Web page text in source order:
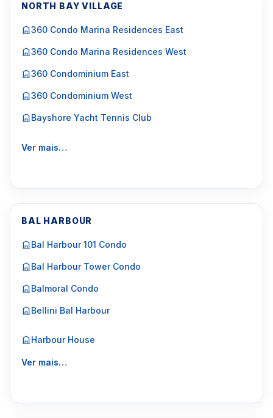
NORTH BAY VILLAGE
360 Condo Marina Residences East
360 Condo Marina Residences West
360 Condominium East
360 Condominium West
Bayshore Yacht Tennis Club
Ver mais…
BAL HARBOUR
Bal Harbour 101 Condo
Bal Harbour Tower Condo
Balmoral Condo
Bellini Bal Harbour
Harbour House
Ver mais…